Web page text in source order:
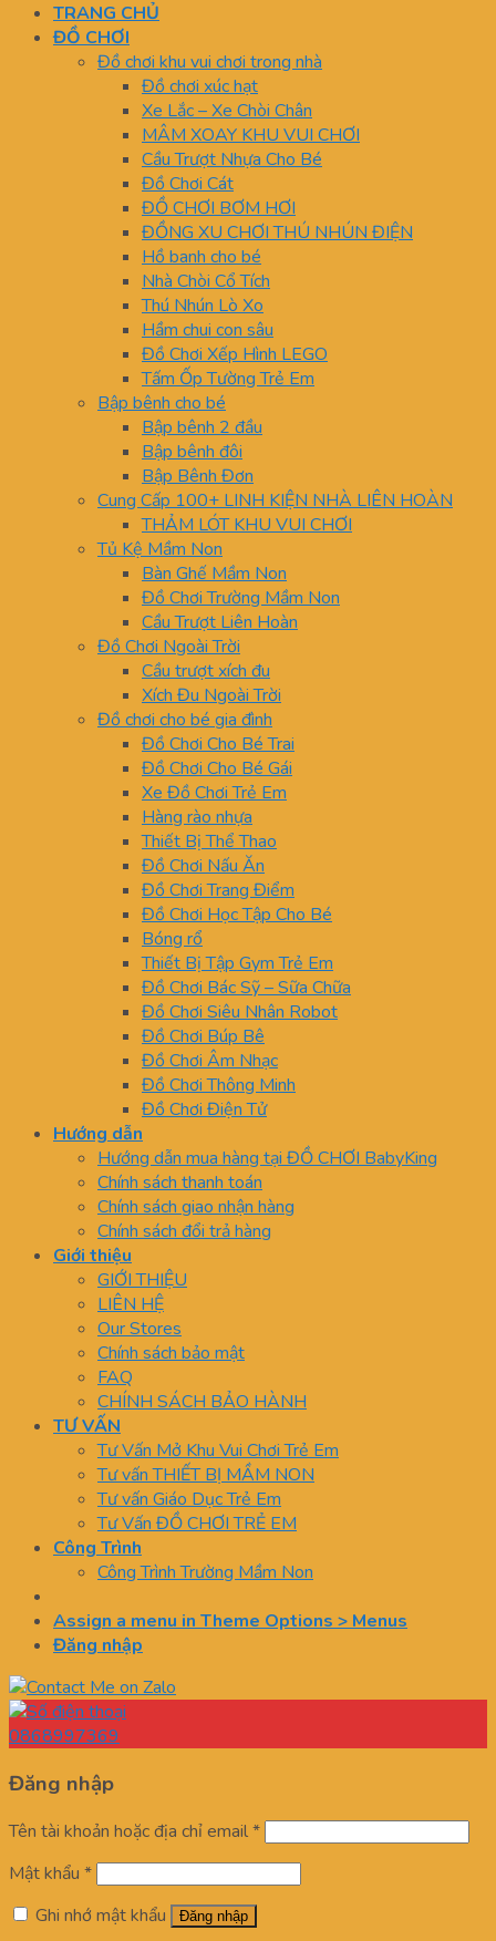
TRANG CHỦ
ĐỒ CHƠI
Đồ chơi khu vui chơi trong nhà
Đồ chơi xúc hạt
Xe Lắc – Xe Chòi Chân
MÂM XOAY KHU VUI CHƠI
Cầu Trượt Nhựa Cho Bé
Đồ Chơi Cát
ĐỒ CHƠI BƠM HƠI
ĐỒNG XU CHƠI THÚ NHÚN ĐIỆN
Hồ banh cho bé
Nhà Chòi Cổ Tích
Thú Nhún Lò Xo
Hầm chui con sâu
Đồ Chơi Xếp Hình LEGO
Tấm Ốp Tường Trẻ Em
Bập bênh cho bé
Bập bênh 2 đầu
Bập bênh đôi
Bập Bênh Đơn
Cung Cấp 100+ LINH KIỆN NHÀ LIÊN HOÀN
THẢM LÓT KHU VUI CHƠI
Tủ Kệ Mầm Non
Bàn Ghế Mầm Non
Đồ Chơi Trường Mầm Non
Cầu Trượt Liên Hoàn
Đồ Chơi Ngoài Trời
Cầu trượt xích đu
Xích Đu Ngoài Trời
Đồ chơi cho bé gia đình
Đồ Chơi Cho Bé Trai
Đồ Chơi Cho Bé Gái
Xe Đồ Chơi Trẻ Em
Hàng rào nhựa
Thiết Bị Thể Thao
Đồ Chơi Nấu Ăn
Đồ Chơi Trang Điểm
Đồ Chơi Học Tập Cho Bé
Bóng rổ
Thiết Bị Tập Gym Trẻ Em
Đồ Chơi Bác Sỹ – Sữa Chữa
Đồ Chơi Siêu Nhân Robot
Đồ Chơi Búp Bê
Đồ Chơi Âm Nhạc
Đồ Chơi Thông Minh
Đồ Chơi Điện Tử
Hướng dẫn
Hướng dẫn mua hàng tại ĐỒ CHƠI BabyKing
Chính sách thanh toán
Chính sách giao nhận hàng
Chính sách đổi trả hàng
Giới thiệu
GIỚI THIỆU
LIÊN HỆ
Our Stores
Chính sách bảo mật
FAQ
CHÍNH SÁCH BẢO HÀNH
TƯ VẤN
Tư Vấn Mở Khu Vui Chơi Trẻ Em
Tư vấn THIẾT BỊ MẦM NON
Tư vấn Giáo Dục Trẻ Em
Tư Vấn ĐỒ CHƠI TRẺ EM
Công Trình
Công Trình Trường Mầm Non
Assign a menu in Theme Options > Menus
Đăng nhập
0868997369
Đăng nhập
Tên tài khoản hoặc địa chỉ email*
Mật khẩu *
Ghi nhớ mật khẩu
Đăng nhập